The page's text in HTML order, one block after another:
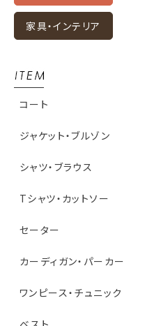
家具・インテリア
コート
ジャケット・ブルゾン
シャツ・ブラウス
Tシャツ・カットソー
セーター
カーディガン・パーカー
ワンピース・チュニック